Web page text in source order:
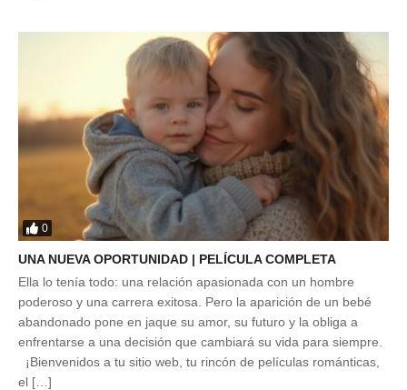
0
UNA NUEVA OPORTUNIDAD | PELÍCULA COMPLETA
Ella lo tenía todo: una relación apasionada con un hombre
poderoso y una carrera exitosa. Pero la aparición de un bebé
abandonado pone en jaque su amor, su futuro y la obliga a
enfrentarse a una decisión que cambiará su vida para siempre.
¡Bienvenidos a tu sitio web, tu rincón de películas románticas,
el […]